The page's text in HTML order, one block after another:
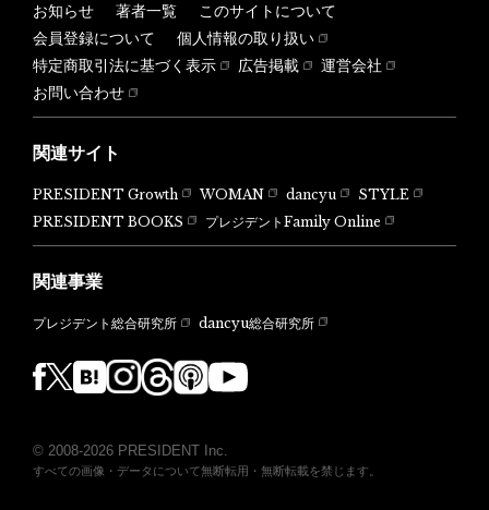
お知らせ 著者一覧
このサイトについて
会員登録について
個人情報の取り扱い
特定商取引法に基づく表示
広告掲載
運営会社
お問い合わせ
関連サイト
PRESIDENT Growth WOMAN dancyu
STYLE
PRESIDENT BOOKS
プレジデントFamily Online
関連事業
プレジデント総合研究所 dancyu総合研究所
© 2008-2026 PRESIDENT Inc.
すべての画像・データについて無断転用・無断転載を禁じます。